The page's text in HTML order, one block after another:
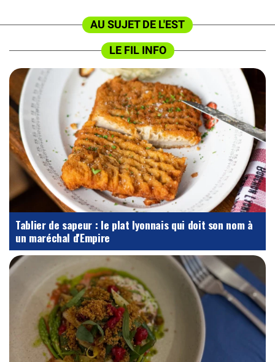
AU SUJET DE L'EST
LE FIL INFO
Tablier de sapeur : le plat lyonnais qui doit son nom à
un maréchal d'Empire